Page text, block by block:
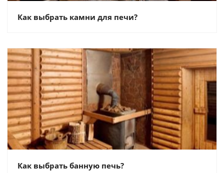
Как выбрать камни для печи?
Как выбрать банную печь?